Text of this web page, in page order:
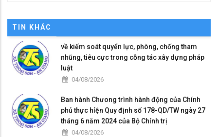
TIN KHÁC
về kiếm soát quyển lực, phòng, chống tham
nhũng, tiêu cực trong cỗng tác xây dựng pháp
luật
04/08/2026
Ban hành Chưong trình hành động của Chính
phủ thực hỉện Quy định số 178-QD/TW ngày 27
tháng 6 năm 2024 của Bộ Chính trị
04/08/2026